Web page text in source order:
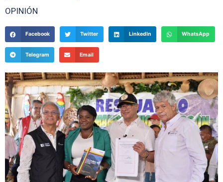
OPINIÓN
Facebook Twitter LinkedIn WhatsApp
Telegram Email